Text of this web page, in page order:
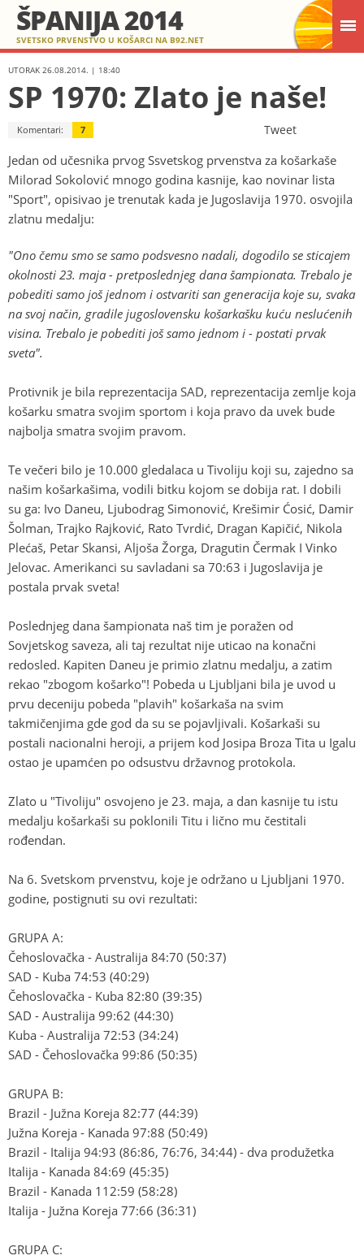
ŠPANIJA 2014
SVETSKO PRVENSTVO U KOŠARCI NA B92.NET
UTORAK 26.08.2014. | 18:40
SP 1970: Zlato je naše!
Komentari: 7 Tweet
Jedan od učesnika prvog Ssvetskog prvenstva za košarkaše
Milorad Sokolović mnogo godina kasnije, kao novinar lista
"Sport", opisivao je trenutak kada je Jugoslavija 1970. osvojila
zlatnu medalju:
"Ono čemu smo se samo podsvesno nadali, dogodilo se sticajem
okolnosti 23. maja - pretposlednjeg dana šampionata. Trebalo je
pobediti samo još jednom i ostvariti san generacija koje su, svaka
na svoj način, gradile jugoslovensku košarkašku kuću neslućenih
visina. Trebalo je pobediti još samo jednom i - postati prvak
sveta".
Protivnik je bila reprezentacija SAD, reprezentacija zemlje koja
košarku smatra svojim sportom i koja pravo da uvek bude
najbolja smatra svojim pravom.
Te večeri bilo je 10.000 gledalaca u Tivoliju koji su, zajedno sa
našim košarkašima, vodili bitku kojom se dobija rat. I dobili
su ga: Ivo Daneu, Ljubodrag Simonović, Krešimir Ćosić, Damir
Šolman, Trajko Rajković, Rato Tvrdić, Dragan Kapičić, Nikola
Plećaš, Petar Skansi, Aljoša Žorga, Dragutin Čermak I Vinko
Jelovac. Amerikanci su savladani sa 70:63 i Jugoslavija je
postala prvak sveta!
Poslednjeg dana šampionata naš tim je poražen od
Sovjetskog saveza, ali taj rezultat nije uticao na konačni
redosled. Kapiten Daneu je primio zlatnu medalju, a zatim
rekao "zbogom košarko"! Pobeda u Ljubljani bila je uvod u
prvu deceniju pobeda "plavih" košarkaša na svim
takmičenjima gde god da su se pojavljivali. Košarkaši su
postali nacionalni heroji, a prijem kod Josipa Broza Tita u Igalu
ostao je upamćen po odsustvu državnog protokola.
Zlato u "Tivoliju" osvojeno je 23. maja, a dan kasnije tu istu
medalju košarkaši su poklonili Titu i lično mu čestitali
rođendan.
Na 6. Svetskom prvenstvu, koje je održano u Ljubljani 1970.
godine, postignuti su ovi rezultati:
GRUPA A:
Čehoslovačka - Australija 84:70 (50:37)
SAD - Kuba 74:53 (40:29)
Čehoslovačka - Kuba 82:80 (39:35)
SAD - Australija 99:62 (44:30)
Kuba - Australija 72:53 (34:24)
SAD - Čehoslovačka 99:86 (50:35)
GRUPA B:
Brazil - Južna Koreja 82:77 (44:39)
Južna Koreja - Kanada 97:88 (50:49)
Brazil - Italija 94:93 (86:86, 76:76, 34:44) - dva produžetka
Italija - Kanada 84:69 (45:35)
Brazil - Kanada 112:59 (58:28)
Italija - Južna Koreja 77:66 (36:31)
GRUPA C: